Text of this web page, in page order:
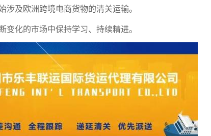
及欧洲跨境电商货物的清关运输。
化的市场中保持学习、持续精进。